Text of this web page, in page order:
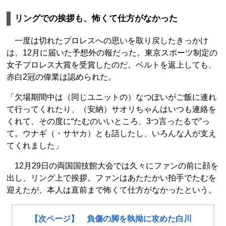
リングでの挨拶も、怖くて仕方がなかった
一度は切れたプロレスへの思いを取り戻したきっかけ
は、12月に届いた予想外の報だった。東京スポーツ制定の
女子プロレス大賞を受賞したのだ。ベルトを返上しても、
赤白2冠の偉業は認められた。
「欠場期間中は（同じユニットの）なつぽいがご飯に連れ
て行ってくれたり、（安納）サオリちゃんはいつも連絡を
くれて、その度に“たむのいいところ、3つ言ったるで”っ
て。ウナギ（・サヤカ）とも話したし、いろんな人が支え
てくれました」
12月29日の両国国技館大会では久々にファンの前に顔を
出し、リング上で挨拶。ファンはあたたかい拍手でたむを
迎えたが、本人は直前まで怖くて仕方がなかったという。
【次ページ】 負傷の脚を執拗に攻めた白川